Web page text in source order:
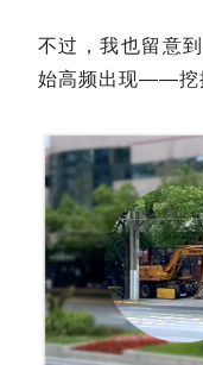
不过，我也留意
始高频出现——挖